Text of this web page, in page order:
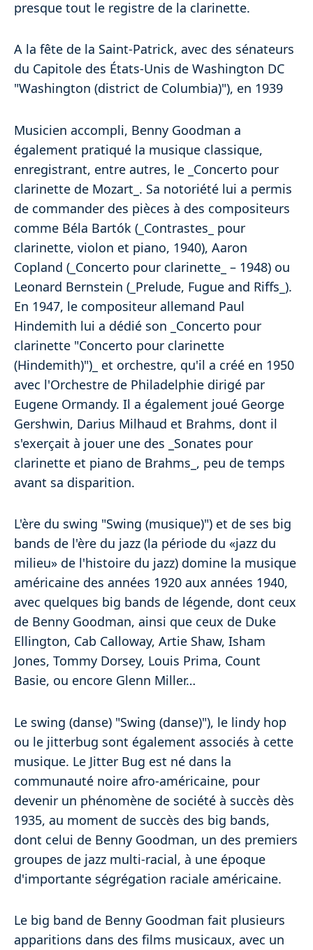
presque tout le registre de la clarinette.
A la fête de la Saint-Patrick, avec des sénateurs
du Capitole des États-Unis de Washington DC
"Washington (district de Columbia)"), en 1939
Musicien accompli, Benny Goodman a
également pratiqué la musique classique,
enregistrant, entre autres, le _Concerto pour
clarinette de Mozart_. Sa notoriété lui a permis
de commander des pièces à des compositeurs
comme Béla Bartók (_Contrastes_ pour
clarinette, violon et piano, 1940), Aaron
Copland (_Concerto pour clarinette_ – 1948) ou
Leonard Bernstein (_Prelude, Fugue and Riffs_).
En 1947, le compositeur allemand Paul
Hindemith lui a dédié son _Concerto pour
clarinette "Concerto pour clarinette
(Hindemith)")_ et orchestre, qu'il a créé en 1950
avec l'Orchestre de Philadelphie dirigé par
Eugene Ormandy. Il a également joué George
Gershwin, Darius Milhaud et Brahms, dont il
s'exerçait à jouer une des _Sonates pour
clarinette et piano de Brahms_, peu de temps
avant sa disparition.
L'ère du swing "Swing (musique)") et de ses big
bands de l'ère du jazz (la période du «jazz du
milieu» de l'histoire du jazz) domine la musique
américaine des années 1920 aux années 1940,
avec quelques big bands de légende, dont ceux
de Benny Goodman, ainsi que ceux de Duke
Ellington, Cab Calloway, Artie Shaw, Isham
Jones, Tommy Dorsey, Louis Prima, Count
Basie, ou encore Glenn Miller…
Le swing (danse) "Swing (danse)"), le lindy hop
ou le jitterbug sont également associés à cette
musique. Le Jitter Bug est né dans la
communauté noire afro-américaine, pour
devenir un phénomène de société à succès dès
1935, au moment de succès des big bands,
dont celui de Benny Goodman, un des premiers
groupes de jazz multi-racial, à une époque
d'importante ségrégation raciale américaine.
Le big band de Benny Goodman fait plusieurs
apparitions dans des films musicaux, avec un